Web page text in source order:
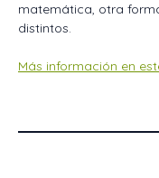
matemática, otra
distintos.
Más información en